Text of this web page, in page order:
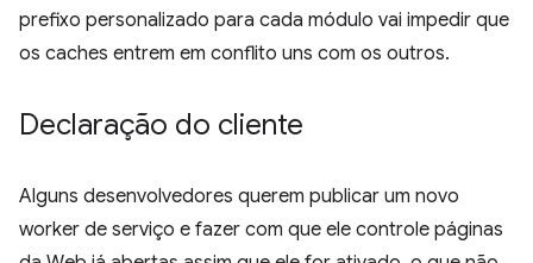
prefixo personalizado para cada módulo vai impedir que
os caches entrem em conflito uns com os outros.
Declaração do cliente
Alguns desenvolvedores querem publicar um novo
worker de serviço e fazer com que ele controle páginas